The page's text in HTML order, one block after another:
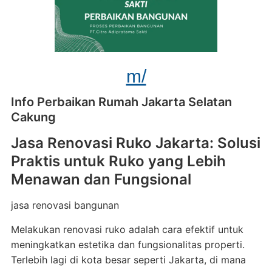
m/
Info Perbaikan Rumah Jakarta Selatan
Cakung
Jasa Renovasi Ruko Jakarta: Solusi
Praktis untuk Ruko yang Lebih
Menawan dan Fungsional
jasa renovasi bangunan
Melakukan renovasi ruko adalah cara efektif untuk
meningkatkan estetika dan fungsionalitas properti.
Terlebih lagi di kota besar seperti Jakarta, di mana